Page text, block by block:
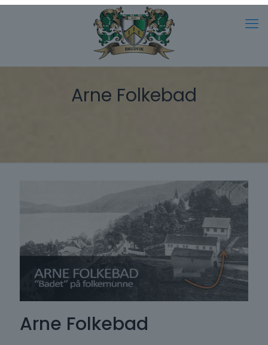
Arne Folkebad
Arne Folkebad